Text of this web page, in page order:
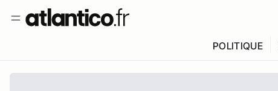
POLITIQUE